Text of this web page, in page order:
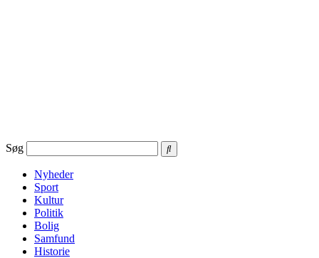
Søg
Nyheder
Sport
Kultur
Politik
Bolig
Samfund
Historie